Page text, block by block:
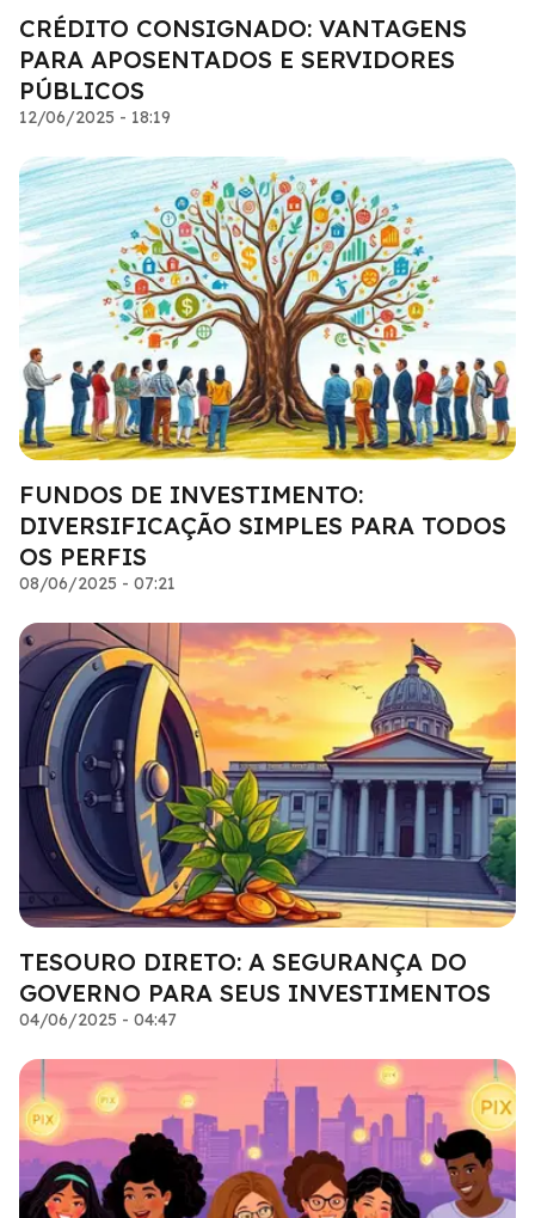
CRÉDITO CONSIGNADO: VANTAGENS
PARA APOSENTADOS E SERVIDORES
PÚBLICOS
12/06/2025 - 18:19
FUNDOS DE INVESTIMENTO:
DIVERSIFICAÇÃO SIMPLES PARA TODOS
OS PERFIS
08/06/2025 - 07:21
TESOURO DIRETO: A SEGURANÇA DO
GOVERNO PARA SEUS INVESTIMENTOS
04/06/2025 - 04:47